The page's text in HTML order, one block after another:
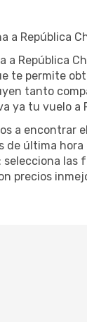
a República
a República
permite
tanto
ya tu vuelo a
a encontrar
última
precios